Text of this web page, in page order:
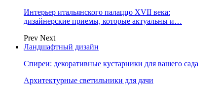
Интерьер итальянского палаццо XVII века:
дизайнерские приемы, которые актуальны и…
Prev Next
Ландшафтный дизайн
Спиреи: декоративные кустарники для вашего сада
Архитектурные светильники для дачи